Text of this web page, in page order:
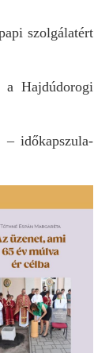
szolgálatért
Hajdúdorogi
időkapszula-